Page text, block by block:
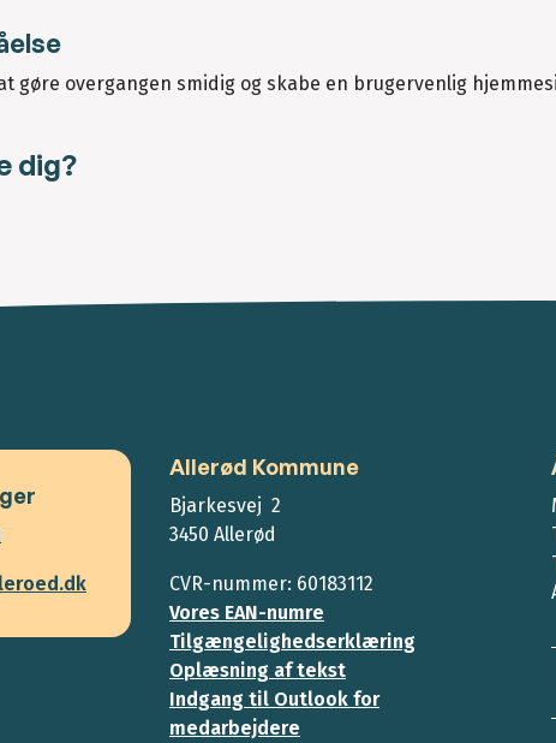
gøre overgangen smidig og skabe en brugervenlig
dig?
Allerød Kommune
Bjarkesvej 2
3450 Allerød
CVR-nummer: 60183112
Vores EAN-numre
Tilgængelighedserklæring
Oplæsning af tekst
Indgang til Outlook for
medarbejdere